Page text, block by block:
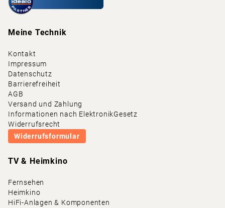
Meine Technik
Kontakt
Impressum
Datenschutz
Barrierefreiheit
AGB
Versand und Zahlung
Informationen nach ElektronikGesetz
Widerrufsrecht
Widerrufsformular
TV & Heimkino
Fernsehen
Heimkino
HiFi-Anlagen & Komponenten